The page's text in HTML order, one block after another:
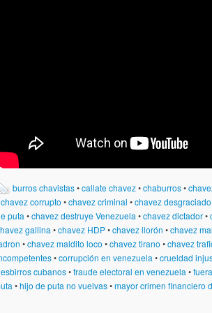
burros chavistas•callate chavez•chaburros•
chavez corrupto •chavez criminal •chavez desgraciado
puta •chavez destruye Venezuela •chavez dictador•
gallina •chavez HDP•chavez llorón •chavez
•chavez maldito loco •chavez tirano •chavez
•corrupción en venezuela •crueldad
esbirros cubanos•fraude electoral en venezuela •
•hijo de puta no vuelvas•mayor crimen financiero